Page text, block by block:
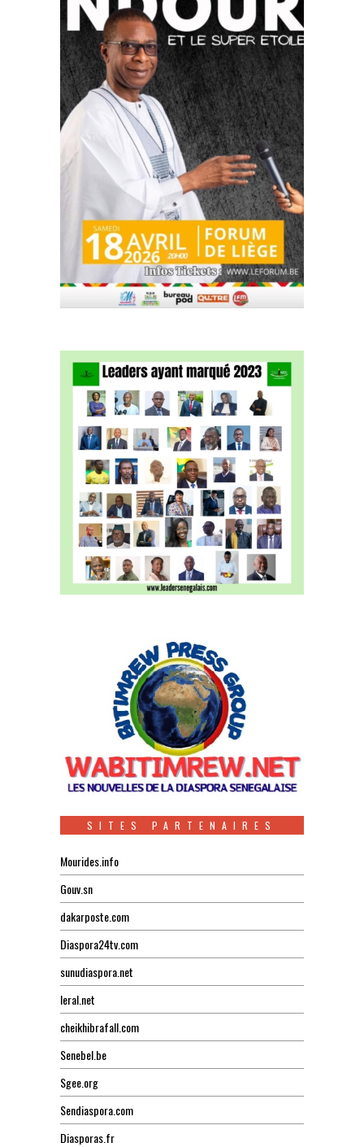
SITES PARTENAIRES
Mourides.info
Gouv.sn
dakarposte.com
Diaspora24tv.com
sunudiaspora.net
leral.net
cheikhibrafall.com
Senebel.be
Sgee.org
Sendiaspora.com
Diasporas.fr